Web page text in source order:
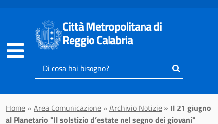
Città Metropolitana di
Reggio Calabria
Inserisci
il
cercare
Home » Area Comunicazione » Archivio Notizie » Il 21 giugno
al Planetario "Il solstizio d’estate nel segno dei giovani"